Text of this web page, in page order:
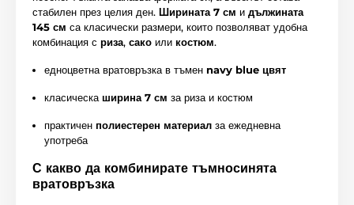
стабилен през целия ден. Ширината 7 см и дължината
145 см са класически размери, които позволяват удобна
комбинация с риза, сако или костюм.
едноцветна вратовръзка в тъмен navy blue цвят
класическа ширина 7 см за риза и костюм
практичен полиестерен материал за ежедневна
употреба
С какво да комбинирате тъмносинята
вратовръзка